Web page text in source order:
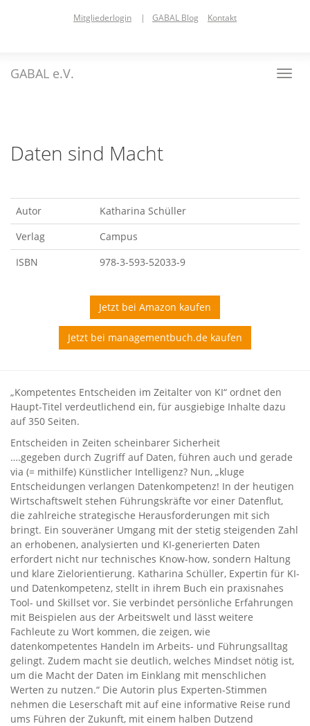
Mitgliederlogin | GABAL Blog Kontakt
GABAL e.V.
Daten sind Macht
Autor
Katharina Schüller
Verlag
Campus
ISBN
978-3-593-52033-9
Jetzt bei Amazon kaufen
Jetzt bei managementbuch.de kaufen
„Kompetentes Entscheiden im Zeitalter von KI“ ordnet den
Haupt-Titel verdeutlichend ein, für ausgiebige Inhalte dazu
auf 350 Seiten.
Entscheiden in Zeiten scheinbarer Sicherheit
….gegeben durch Zugriff auf Daten, führen auch und gerade
via (= mithilfe) Künstlicher Intelligenz? Nun, „kluge
Entscheidungen verlangen Datenkompetenz! In der heutigen
Wirtschaftswelt stehen Führungskräfte vor einer Datenflut,
die zahlreiche strategische Herausforderungen mit sich
bringt. Ein souveräner Umgang mit der stetig steigenden Zahl
an erhobenen, analysierten und KI-generierten Daten
erfordert nicht nur technisches Know-how, sondern Haltung
und klare Zielorientierung. Katharina Schüller, Expertin für KI-
und Datenkompetenz, stellt in ihrem Buch ein praxisnahes
Tool- und Skillset vor. Sie verbindet persönliche Erfahrungen
mit Beispielen aus der Arbeitswelt und lässt weitere
Fachleute zu Wort kommen, die zeigen, wie
datenkompetentes Handeln im Arbeits- und Führungsalltag
gelingt. Zudem macht sie deutlich, welches Mindset nötig ist,
um die Macht der Daten im Einklang mit menschlichen
Werten zu nutzen.“ Die Autorin plus Experten-Stimmen
nehmen die Leserschaft mit auf eine informative Reise rund
ums Führen der Zukunft, mit einem halben Dutzend